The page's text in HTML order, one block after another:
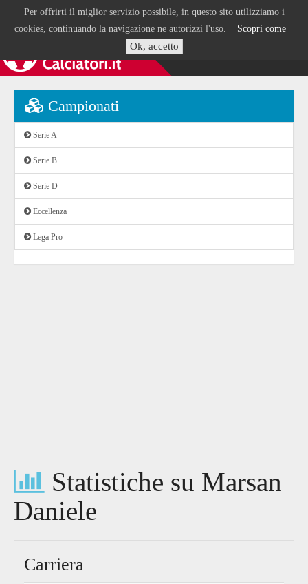
Per offrirti il miglior servizio possibile, in questo sito utilizziamo i
cookies, continuando la navigazione ne autorizzi l'uso. Scopri come
Ok, accetto
Campionati
Serie A
Serie B
Serie D
Eccellenza
Lega Pro
Statistiche su Marsan
Daniele
Carriera